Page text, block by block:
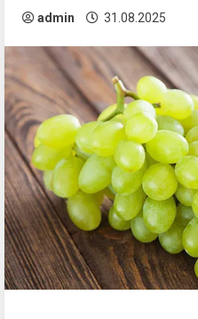
admin 31.08.2025